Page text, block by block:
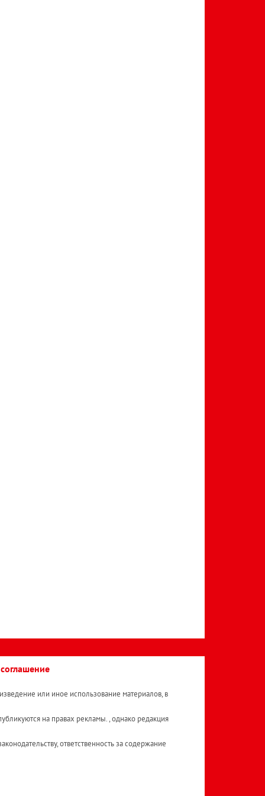
или иное использование материалов, в
на правах рекламы. , однако редакция
ответственность за содержание